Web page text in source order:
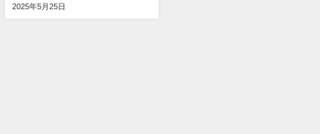
2025年5月25日